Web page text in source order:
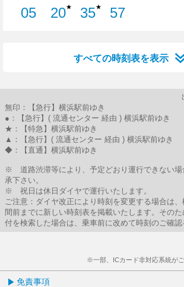
05
20★
35★
57
すべての時刻表を表示
無印：【急行】横浜駅前ゆき
●：【急行】( 流通センター 経由 ) 横浜駅前ゆき
★：【特急】横浜駅前ゆき
▲：【急行】( 流通センター 経由 ) 横浜駅前ゆき
◆：【直通】横浜駅前ゆき
※ 道路渋滞等により、予定どおり運行できない場
承下さい。
※ 祝日は休日ダイヤで運行いたします。
ご注意：ダイヤ改正により時刻を変更する場合は
間前までに新しい時刻表を掲載いたします。その
付を検索した場合は、乗車前に改めて時刻のご確認
※一部、ICカード非対応系統が
免責事項